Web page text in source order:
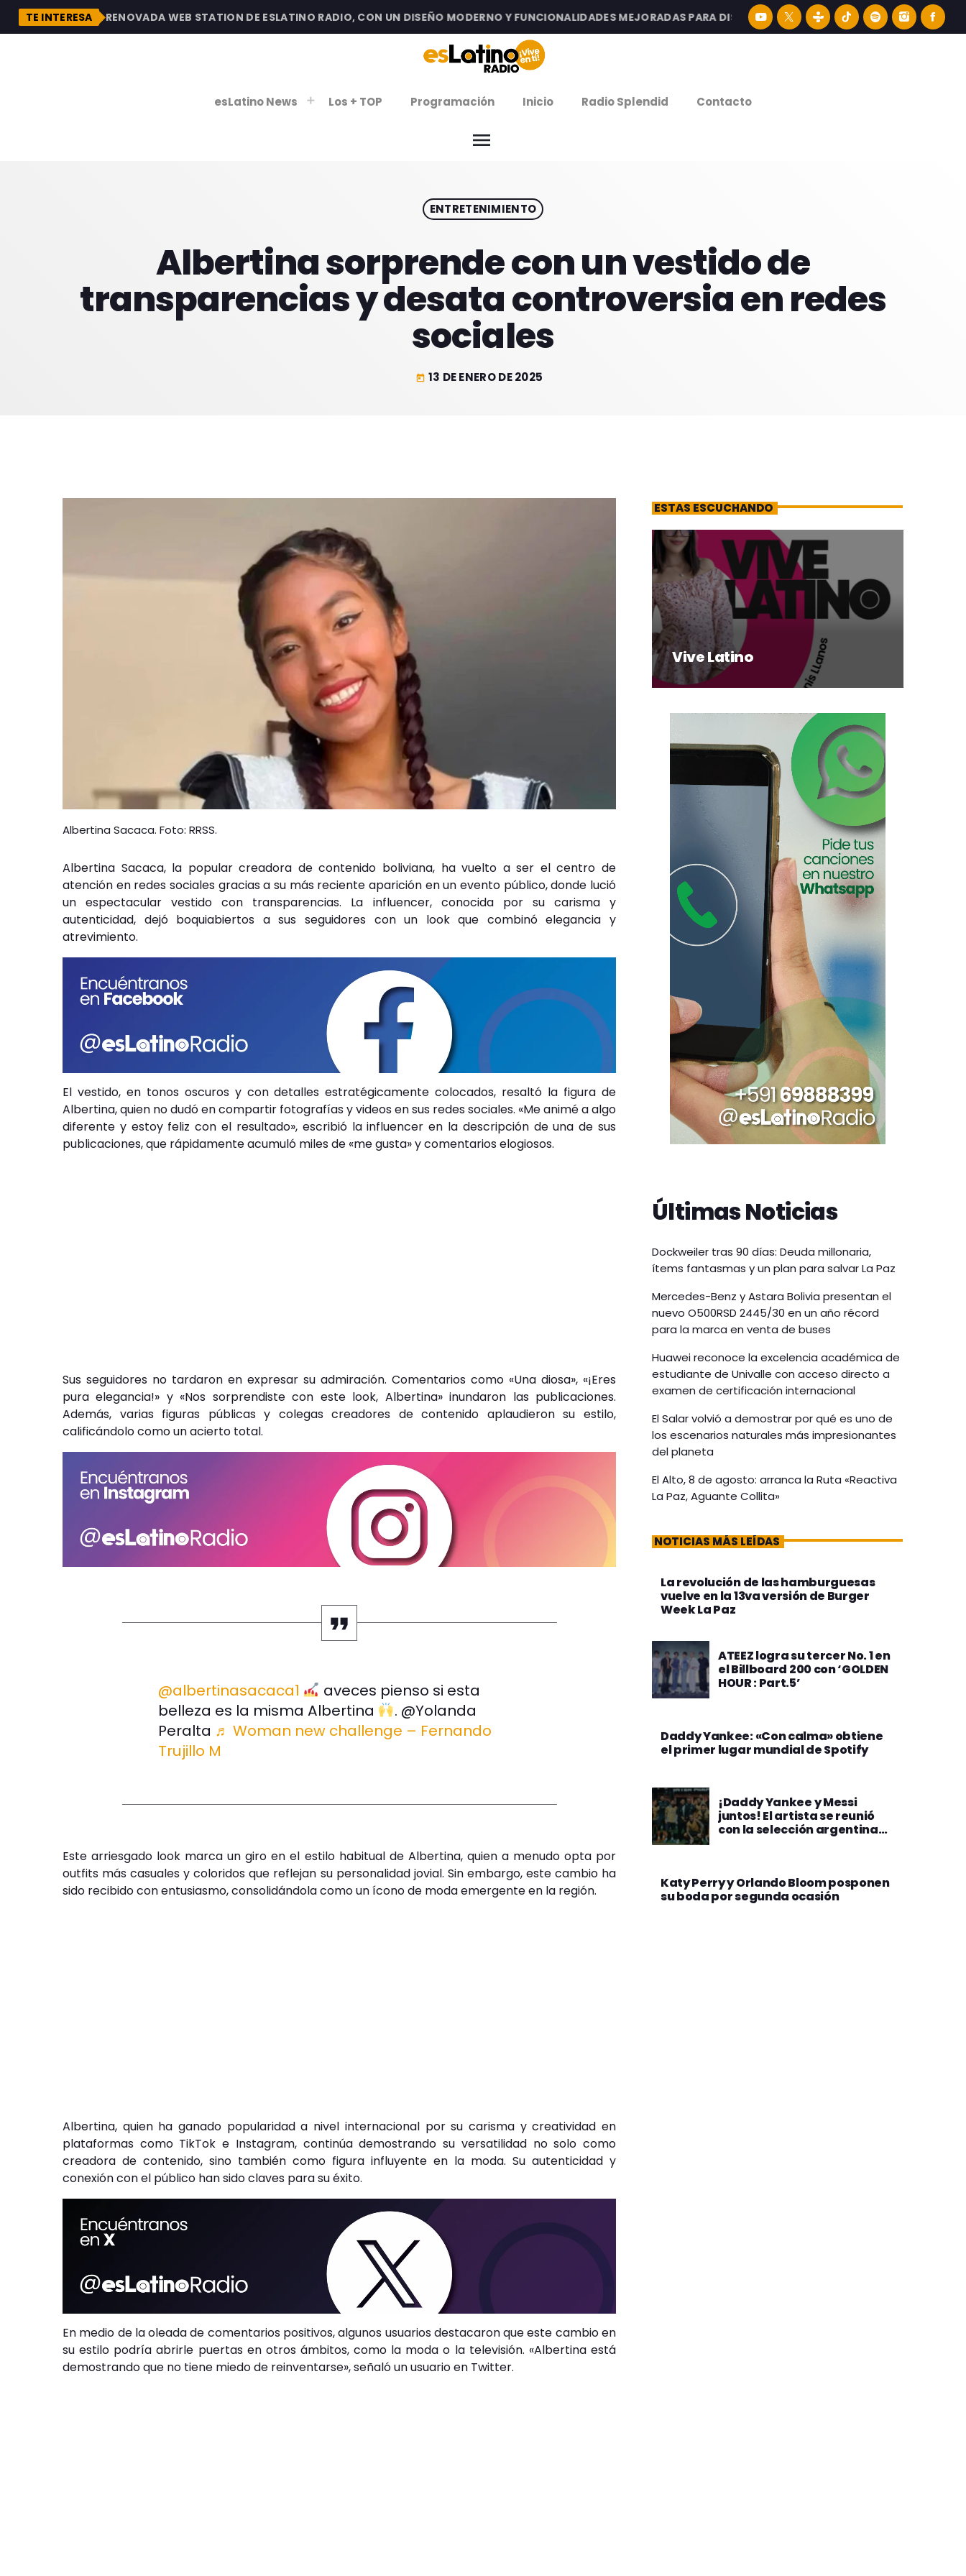
TE INTERESA
DESCUBRE LA RENOVADA WEB STATION DE ESLATINO RADIO, CON UN DISEÑO MODERNO Y FUNCIONALIDADES MEJORADAS PARA DISFRUTAR LA MEJOR MÚSICA LATINA Y
esLatino News Los + TOP Programación Inicio Radio Splendid Contacto
menu
VIERNES DE ESTRENOSENTRETENIMIENTO
Albertina sorprende con un vestido de
transparencias y desata controversia en redes
sociales
today 13 DE ENERO DE 2025
Albertina Sacaca. Foto: RRSS.
Albertina Sacaca, la popular creadora de contenido boliviana, ha vuelto a ser el centro de
atención en redes sociales gracias a su más reciente aparición en un evento público, donde lució
un espectacular vestido con transparencias. La influencer, conocida por su carisma y
autenticidad, dejó boquiabiertos a sus seguidores con un look que combinó elegancia y
atrevimiento.
El vestido, en tonos oscuros y con detalles estratégicamente colocados, resaltó la figura de
Albertina, quien no dudó en compartir fotografías y videos en sus redes sociales. «Me animé a algo
diferente y estoy feliz con el resultado», escribió la influencer en la descripción de una de sus
publicaciones, que rápidamente acumuló miles de «me gusta» y comentarios elogiosos.
Sus seguidores no tardaron en expresar su admiración. Comentarios como «Una diosa», «¡Eres
pura elegancia!» y «Nos sorprendiste con este look, Albertina» inundaron las publicaciones.
Además, varias figuras públicas y colegas creadores de contenido aplaudieron su estilo,
calificándolo como un acierto total.
@albertinasacaca1
aveces pienso si esta
belleza es la misma Albertina
. @Yolanda
Peralta ♬ Woman new challenge – Fernando
Trujillo M
Este arriesgado look marca un giro en el estilo habitual de Albertina, quien a menudo opta por
outfits más casuales y coloridos que reflejan su personalidad jovial. Sin embargo, este cambio ha
sido recibido con entusiasmo, consolidándola como un ícono de moda emergente en la región.
Albertina, quien ha ganado popularidad a nivel internacional por su carisma y creatividad en
plataformas como TikTok e Instagram, continúa demostrando su versatilidad no solo como
creadora de contenido, sino también como figura influyente en la moda. Su autenticidad y
conexión con el público han sido claves para su éxito.
En medio de la oleada de comentarios positivos, algunos usuarios destacaron que este cambio en
su estilo podría abrirle puertas en otros ámbitos, como la moda o la televisión. «Albertina está
demostrando que no tiene miedo de reinventarse», señaló un usuario en Twitter.
ESTAS ESCUCHANDO
Vive Latino
Últimas Noticias
Dockweiler tras 90 días: Deuda millonaria,
ítems fantasmas y un plan para salvar La Paz
Mercedes-Benz y Astara Bolivia presentan el
nuevo O500RSD 2445/30 en un año récord
para la marca en venta de buses
Huawei reconoce la excelencia académica de
estudiante de Univalle con acceso directo a
examen de certificación internacional
El Salar volvió a demostrar por qué es uno de
los escenarios naturales más impresionantes
del planeta
El Alto, 8 de agosto: arranca la Ruta «Reactiva
La Paz, Aguante Collita»
NOTICIAS MÁS LEÍDAS
La revolución de las hamburguesas
vuelve en la 13va versión de Burger
Week La Paz
ATEEZ logra su tercer No. 1 en
el Billboard 200 con ‘GOLDEN
HOUR : Part.5’
Daddy Yankee: «Con calma» obtiene
el primer lugar mundial de Spotify
¡Daddy Yankee y Messi
juntos! El artista se reunió
con la selección argentina
Katy Perry y Orlando Bloom posponen
su boda por segunda ocasión